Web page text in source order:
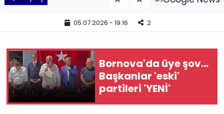
05.07.2026 - 19:16 2
Bornova'da üye şov...
Başkanlar 'eski'
partileri 'YENİ'
YEREL YÖNETİMLER
Yurt